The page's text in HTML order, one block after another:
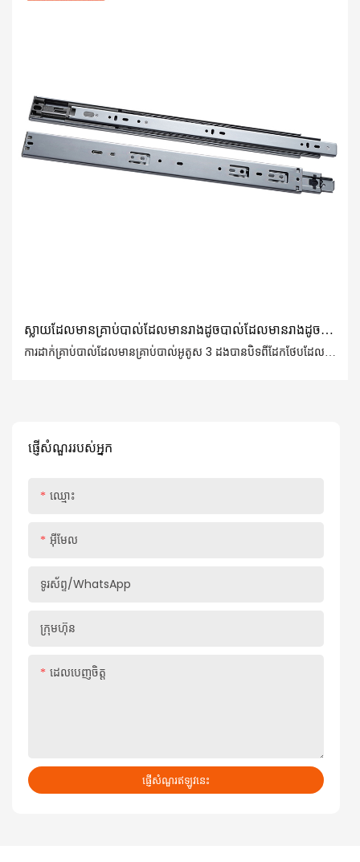
ផ្ញើសំណួររបស់អ្នក
ឈ្មោះ
អ៊ីមែល
ទូរស័ព្ទ/whatsApp
ក្រុមហ៊ុន
ដេលបេញចិត្ដ
ផ្ញើសំណួរឥឡូវនេះ
ស្លាយដែលមានគ្រាប់បាល់ដែលមានរាងដូចបាល់ដែលមានរាងដូច
គ្រាប់ 3 ដង (ការរចនានិទាឃរដូវទ្វេ)
ការដាក់គ្រាប់បាល់ដែលមានគ្រាប់បាល់អូតូស 3 ដងបានបិទពីដែកថែបដែល
ហើយរីករាយនឹងជីវិតផ្ទះទន់ភ្លន់និងស្ងប់ស្ងាត់!